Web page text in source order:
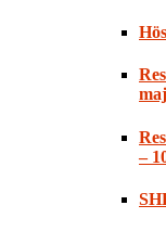
–